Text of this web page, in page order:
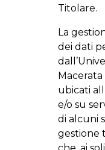
Titolare.
La
dei dati
ubicati
e/o su
di alcuni
gestione
che, ai